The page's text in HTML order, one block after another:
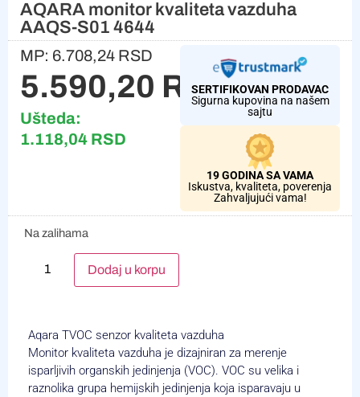
AQARA monitor kvaliteta vazduha
AAQS-S01 4644
MP: 6.708,24 RSD
5.590,20 RSD
Ušteda:
1.118,04 RSD
SERTIFIKOVAN PRODAVAC
Sigurna kupovina na našem
sajtu
19 GODINA SA VAMA
Iskustva, kvaliteta, poverenja
Zahvaljujući vama!
Na zalihama
Dodaj u korpu
Aqara TVOC senzor kvaliteta vazduha
Monitor kvaliteta vazduha je dizajniran za merenje
isparljivih organskih jedinjenja (VOC). VOC su velika i
raznolika grupa hemijskih jedinjenja koja isparavaju u